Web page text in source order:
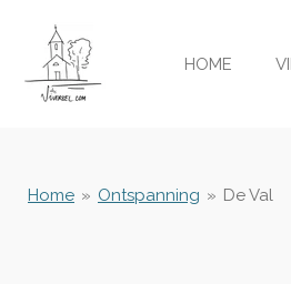
direct
naar
HOME
Home » Ontspanning » De Val